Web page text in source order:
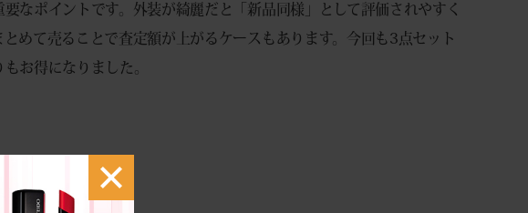
なポイントです。外装が綺麗だと「新品同様」として評価されやすく
めて売ることで査定額が上がるケースもあります。今回も3点セット
お得になりました。